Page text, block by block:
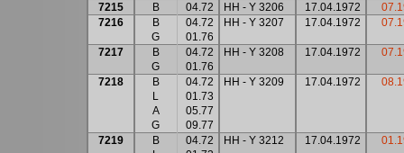
7215
B 04.72 HH - Y 3206 17.04.1972
7216
B
G
04.72
01.76
HH - Y 3207 17.04.1972
7217
B
G
04.72
01.76
HH - Y 3208 17.04.1972
7218
B
L
A
G
04.72
01.73
05.77
09.77
HH - Y 3209 17.04.1972
7219
B
04.72
HH - Y 3212 17.04.1972